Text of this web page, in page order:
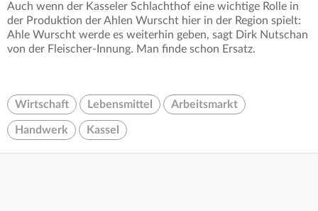
Auch wenn der Kasseler Schlachthof eine wichtige Rolle in
der Produktion der Ahlen Wurscht hier in der Region spielt:
Ahle Wurscht werde es weiterhin geben, sagt Dirk Nutschan
von der Fleischer-Innung. Man finde schon Ersatz.
Wirtschaft Lebensmittel Arbeitsmarkt
Handwerk Kassel